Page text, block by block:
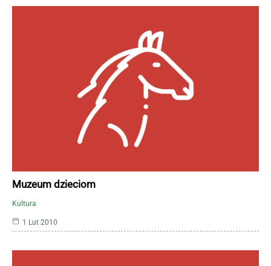
Kultura
Muzeum dzieciom
1 Lut 2010